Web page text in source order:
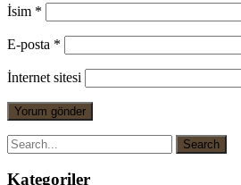
İsim *
E-posta *
İnternet sitesi
Kategoriler